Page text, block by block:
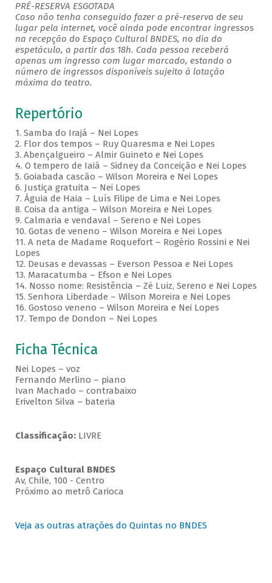
PRÉ-RESERVA ESGOTADA
Caso não tenha conseguido fazer a pré-reserva de seu
lugar pela internet, você ainda pode encontrar ingressos
na recepção do Espaço Cultural BNDES, no dia do
espetáculo, a partir das 18h. Cada pessoa receberá
apenas um ingresso com lugar marcado, estando o
número de ingressos disponíveis sujeito à lotação
máxima do teatro.
Repertório
1. Samba do Irajá – Nei Lopes
2. Flor dos tempos – Ruy Quaresma e Nei Lopes
3. Abençalgueiro – Almir Guineto e Nei Lopes
4. O tempero de Iaiá – Sidney da Conceição e Nei Lopes
5. Goiabada cascão – Wilson Moreira e Nei Lopes
6. Justiça gratuita – Nei Lopes
7. Águia de Haia – Luís Filipe de Lima e Nei Lopes
8. Coisa da antiga – Wilson Moreira e Nei Lopes
9. Calmaria e vendaval – Sereno e Nei Lopes
10. Gotas de veneno – Wilson Moreira e Nei Lopes
11. A neta de Madame Roquefort – Rogério Rossini e Nei
Lopes
12. Deusas e devassas – Everson Pessoa e Nei Lopes
13. Maracatumba – Efson e Nei Lopes
14. Nosso nome: Resistência – Zé Luiz, Sereno e Nei Lopes
15. Senhora Liberdade – Wilson Moreira e Nei Lopes
16. Gostoso veneno – Wilson Moreira e Nei Lopes
17. Tempo de Dondon – Nei Lopes
Ficha Técnica
Nei Lopes – voz
Fernando Merlino – piano
Ivan Machado – contrabaixo
Erivelton Silva – bateria
Classificação: LIVRE
Espaço Cultural BNDES
Av, Chile, 100 - Centro
Próximo ao metrô Carioca
Veja as outras atrações do Quintas no BNDES